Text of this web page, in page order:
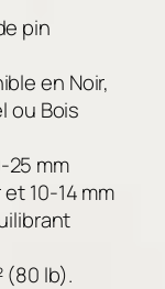
pin
en Noir,
ou Bois
25 mm
10-14 mm
(80 lb).